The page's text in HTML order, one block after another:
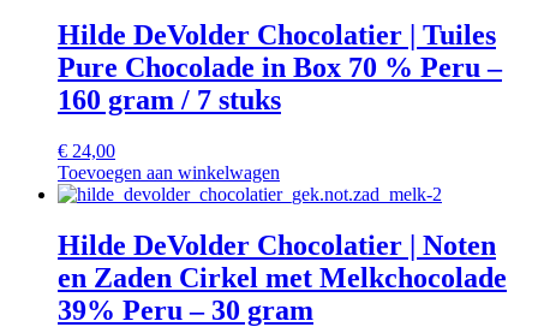
Hilde DeVolder Chocolatier | Tuiles
Pure Chocolade in Box 70 % Peru –
160 gram / 7 stuks
€ 24,00
Toevoegen aan winkelwagen
Hilde DeVolder Chocolatier | Noten
en Zaden Cirkel met Melkchocolade
39% Peru – 30 gram